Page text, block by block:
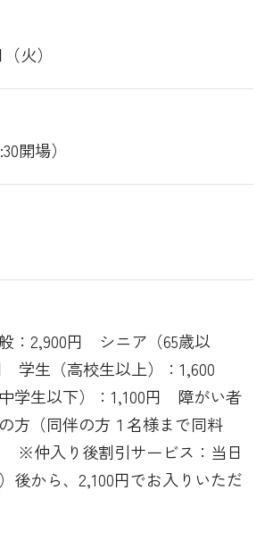
火）
開場）
：2,900円 シニア（65歳以
学生（高校生以上）：1,600
学生以下）：1,100円 障がい者
方（同伴の方１名様まで同料
※仲入り後割引サービス：当日
後から、2,100円でお入りいただ